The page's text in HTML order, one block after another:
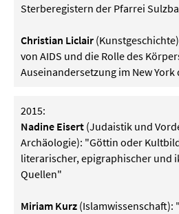
Sterberegistern der Pfarrei
Christian Liclair
von AIDS und die Rolle des
Auseinandersetzung im New
2015:
Nadine Eisert (Judaistik und
Archäologie): "Göttin oder
literarischer, epigraphischer und
Quellen"
Miriam Kurz (Islamwissenschaft):